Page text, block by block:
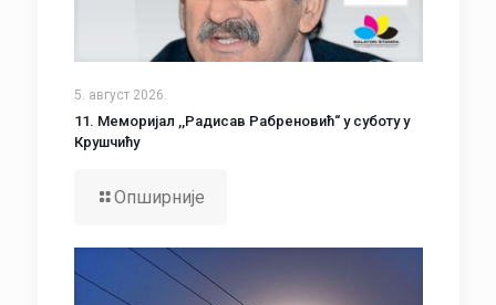
5. август 2026.
11. Меморијал ,,Радисав Рабреновић“ у суботу у
Крушчићу
Опширније